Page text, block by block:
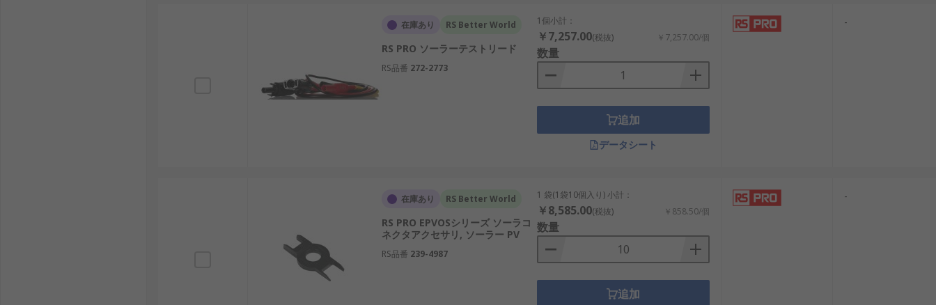
在庫あり RS Better World
RS PRO ソーラーテストリード
RS品番 272-2773
1個小計：
￥7,257.00(税抜) ￥7,257.00/個
数量
追加
データシート
-
在庫あり RS Better World
RS PRO EPVOSシリーズ ソーラコ
ネクタアクセサリ, ソーラー PV
RS品番 239-4987
1 袋(1袋10個入り) 小計：
￥8,585.00(税抜) ￥858.50/個
数量
追加
-